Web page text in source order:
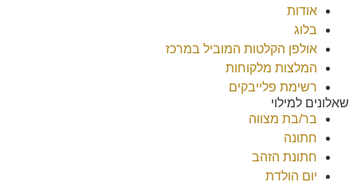
אודות
בלוג
אולפן הקלטות המוביל במרכז
המלצות מלקוחות
רשימת פלייבקים
שאלונים למילוי
בר/בת מצווה
חתונה
חתונת הזהב
יום הולדת